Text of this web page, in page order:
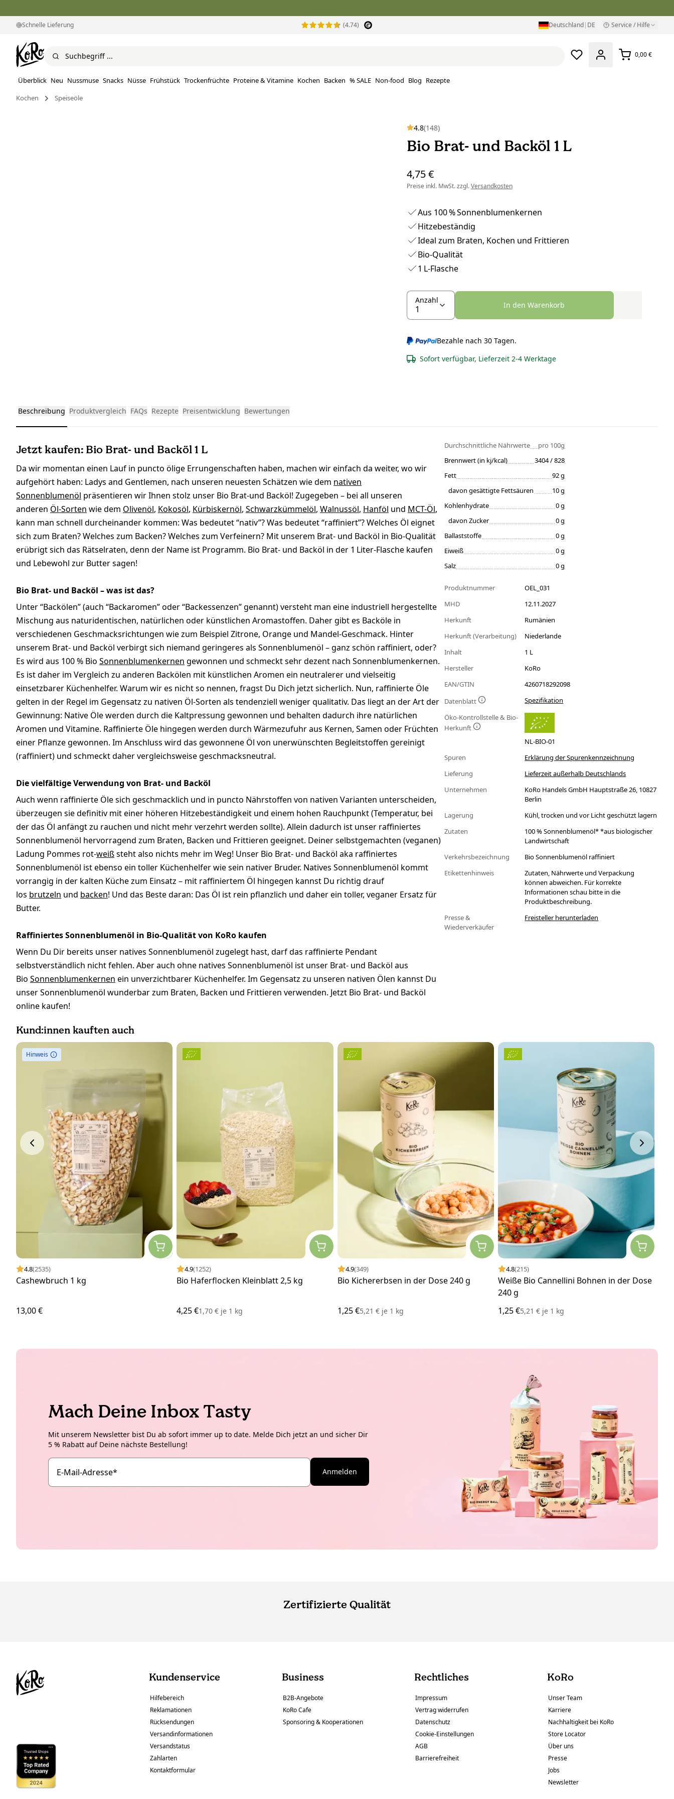
Schnelle Lieferung (4.74) Deutschland| DE Service / Hilfe
0,00 €
Überblick Neu Nussmuse Snacks Nüsse Frühstück Trockenfrüchte Proteine ​​& Vitamine Kochen Backen % SALE Non-food Blog Rezepte
Kochen
Speiseöle
4.8(148)
Bio Brat- und Backöl 1 L
4,75 €
Preise inkl. MwSt. zzgl.Versandkosten
Aus 100 % Sonnenblumenkernen
Hitzebeständig
Ideal zum Braten, Kochen und Frittieren
Bio-Qualität
1 L-Flasche
Anzahl
In den Warenkorb
Bezahle nach 30 Tagen.
Sofort verfügbar, Lieferzeit 2-4 Werktage
Beschreibung Produktvergleich FAQs Rezepte Preisentwicklung Bewertungen
Jetzt kaufen: Bio Brat- und Backöl 1 L
Da wir momentan einen Lauf in puncto ölige Errungenschaften haben, machen wir einfach da weiter, wo wir
aufgehört haben: Ladys and Gentlemen, nach unseren neuesten Schätzen wie dem nativen
Sonnenblumenöl präsentieren wir Ihnen stolz unser Bio Brat-und Backöl! Zugegeben – bei all unseren
anderen Öl-Sorten wie dem Olivenöl, Kokosöl, Kürbiskernöl, Schwarzkümmelöl, Walnussöl, Hanföl und MCT-Öl,
kann man schnell durcheinander kommen: Was bedeutet “nativ”? Was bedeutet “raffiniert”? Welches Öl eignet
sich zum Braten? Welches zum Backen? Welches zum Verfeinern? Mit unserem Brat- und Backöl in Bio-Qualität
erübrigt sich das Rätselraten, denn der Name ist Programm. Bio Brat- und Backöl in der 1 Liter-Flasche kaufen
und Lebewohl zur Butter sagen!
Bio Brat- und Backöl – was ist das?
Unter “Backölen” (auch “Backaromen” oder “Backessenzen” genannt) versteht man eine industriell hergestellte
Mischung aus naturidentischen, natürlichen oder künstlichen Aromastoffen. Daher gibt es Backöle in
verschiedenen Geschmacksrichtungen wie zum Beispiel Zitrone, Orange und Mandel-Geschmack. Hinter
unserem Brat- und Backöl verbirgt sich niemand geringeres als Sonnenblumenöl – ganz schön raffiniert, oder?
Es wird aus 100 % Bio Sonnenblumenkernen gewonnen und schmeckt sehr dezent nach Sonnenblumenkernen.
Es ist daher im Vergleich zu anderen Backölen mit künstlichen Aromen ein neutralerer und vielseitig
einsetzbarer Küchenhelfer. Warum wir es nicht so nennen, fragst Du Dich jetzt sicherlich. Nun, raffinierte Öle
gelten in der Regel im Gegensatz zu nativen Öl-Sorten als tendenziell weniger qualitativ. Das liegt an der Art der
Gewinnung: Native Öle werden durch die Kaltpressung gewonnen und behalten dadurch ihre natürlichen
Aromen und Vitamine. Raffinierte Öle hingegen werden durch Wärmezufuhr aus Kernen, Samen oder Früchten
einer Pflanze gewonnen. Im Anschluss wird das gewonnene Öl von unerwünschten Begleitstoffen gereinigt
(raffiniert) und schmeckt daher vergleichsweise geschmacksneutral.
Die vielfältige Verwendung von Brat- und Backöl
Auch wenn raffinierte Öle sich geschmacklich und in puncto Nährstoffen von nativen Varianten unterscheiden,
überzeugen sie definitiv mit einer höheren Hitzebeständigkeit und einem hohen Rauchpunkt (Temperatur, bei
der das Öl anfängt zu rauchen und nicht mehr verzehrt werden sollte). Allein dadurch ist unser raffiniertes
Sonnenblumenöl hervorragend zum Braten, Backen und Frittieren geeignet. Deiner selbstgemachten (veganen)
Ladung Pommes rot-weißsteht also nichts mehr im Weg! Unser Bio Brat- und Backöl aka raffiniertes
Sonnenblumenöl ist ebenso ein toller Küchenhelfer wie sein nativer Bruder. Natives Sonnenblumenöl kommt
vorrangig in der kalten Küche zum Einsatz – mit raffiniertem Öl hingegen kannst Du richtig drauf
los brutzeln und backen! Und das Beste daran: Das Öl ist rein pflanzlich und daher ein toller, veganer Ersatz für
Butter.
Raffiniertes Sonnenblumenöl in Bio-Qualität von KoRo kaufen
Wenn Du Dir bereits unser natives Sonnenblumenöl zugelegt hast, darf das raffinierte Pendant
selbstverständlich nicht fehlen. Aber auch ohne natives Sonnenblumenöl ist unser Brat- und Backöl aus
Bio Sonnenblumenkernen ein unverzichtbarer Küchenhelfer. Im Gegensatz zu unseren nativen Ölen kannst Du
unser Sonnenblumenöl wunderbar zum Braten, Backen und Frittieren verwenden. Jetzt Bio Brat- und Backöl
online kaufen!
Durchschnittliche Nährwerte
pro 100g
Brennwert (in kj/kcal)
3404 / 828
Fett
92 g
davon gesättigte Fettsäuren
10 g
Kohlenhydrate
0 g
davon Zucker
0 g
Ballaststoffe
0 g
Eiweiß
0 g
Salz
0 g
Produktnummer
OEL_031
MHD
12.11.2027
Herkunft
Rumänien
Herkunft (Verarbeitung)
Niederlande
Inhalt
1 L
Hersteller
KoRo
EAN/GTIN
4260718292098
Datenblatt
Spezifikation
Öko-Kontrollstelle & Bio-
Herkunft
NL-BIO-01
Spuren
Erklärung der Spurenkennzeichnung
Lieferung
Lieferzeit außerhalb Deutschlands
Unternehmen
KoRo Handels GmbH Hauptstraße 26, 10827
Berlin
Lagerung
Kühl, trocken und vor Licht geschützt lagern
Zutaten
100 % Sonnenblumenöl* *aus biologischer
Landwirtschaft
Verkehrsbezeichnung
Bio Sonnenblumenöl raffiniert
Etikettenhinweis
Zutaten, Nährwerte und Verpackung
können abweichen. Für korrekte
Informationen schau bitte in die
Produktbeschreibung.
Presse &
Wiederverkäufer
Freisteller herunterladen
Kund:innen kauften auch
Hinweis
4.8(2535)
Cashewbruch 1 kg
13,00 €
4.9(1252)
Bio Haferflocken Kleinblatt 2,5 kg
4,25 €1,70 € je 1 kg
4.9(349)
Bio Kichererbsen in der Dose 240 g
1,25 €5,21 € je1 kg
4.8(215)
Weiße Bio Cannellini Bohnen in der Dose
240 g
1,25 €5,21 € je1 kg
Mach Deine Inbox Tasty
Mit unserem Newsletter bist Du ab sofort immer up to date. Melde Dich jetzt an und sicher Dir
5 % Rabatt auf Deine nächste Bestellung!
E-Mail-Adresse* Anmelden
Zertifizierte Qualität
Kundenservice
Hilfebereich
Reklamationen
Rücksendungen
Versandinformationen
Versandstatus
Zahlarten
Kontaktformular
Business
B2B-Angebote
KoRo Cafe
Sponsoring & Kooperationen
Rechtliches
Impressum
Vertrag widerrufen
Datenschutz
Cookie-Einstellungen
AGB
Barrierefreiheit
KoRo
Unser Team
Karriere
Nachhaltigkeit bei KoRo
Store Locator
Über uns
Presse
Jobs
Newsletter